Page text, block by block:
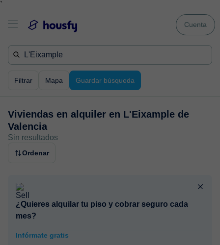
`
Cuenta
Filtrar Mapa Guardar búsqueda
Viviendas en alquiler en L'Eixample de
Valencia
Sin resultados
Ordenar
¿Quieres alquilar tu piso y cobrar seguro cada
mes?
Infórmate gratis